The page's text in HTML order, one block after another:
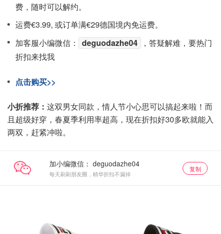
费，随时可以解约。
运费€3.99, 或订单满€29德国境内免运费。
加客服小编微信：
deguodazhe04
，答疑解难，要热门
折扣来找我
点击购买>>
小折推荐： 这双男女同款，情人节小心思可以搞起来啦！而
且超级好穿，春夏季利用率超高，现在折扣好30多欧就能入
两双，赶紧冲啦。
加小编微信：
每天刷刷朋友圈，精华折扣不漏掉
复制